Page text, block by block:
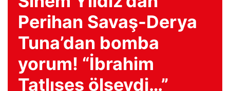
Perihan Savaş-Derya
Tuna’dan bomba
yorum! “İbrahim
Tatlıses ölseydi…”